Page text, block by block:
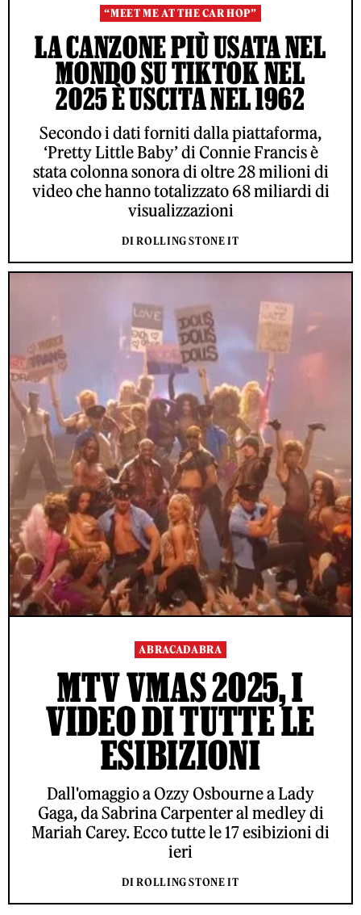
“MEET ME AT THE CAR HOP”
LA CANZONE PIÙ USATA NEL
MONDO SU TIKTOK NEL
2025 È USCITA NEL 1962
Secondo i dati forniti dalla piattaforma,
‘Pretty Little Baby’ di Connie Francis è
stata colonna sonora di oltre 28 milioni di
video che hanno totalizzato 68 miliardi di
visualizzazioni
DI ROLLING STONE IT
ABRACADABRA
MTV VMAS 2025, I
VIDEO DI TUTTE LE
ESIBIZIONI
Dall'omaggio a Ozzy Osbourne a Lady
Gaga, da Sabrina Carpenter al medley di
Mariah Carey. Ecco tutte le 17 esibizioni di
ieri
DI ROLLING STONE IT